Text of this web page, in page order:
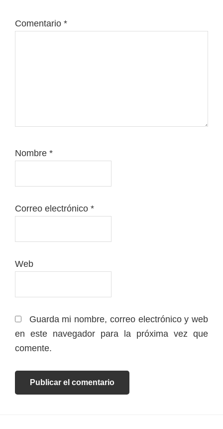
Comentario *
Nombre *
Correo electrónico *
Web
Guarda mi nombre, correo electrónico y web
en este navegador para la próxima vez que
comente.